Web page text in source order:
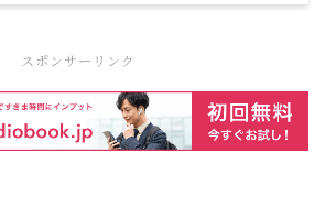
スポンサーリンク